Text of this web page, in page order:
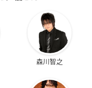
森川智之